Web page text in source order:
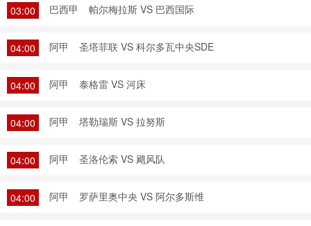
03:00 巴西甲 帕尔梅拉斯 VS 巴西国际
04:00 阿甲 圣塔菲联 VS 科尔多瓦中央SDE
04:00 阿甲 泰格雷 VS 河床
04:00 阿甲 塔勒瑞斯 VS 拉努斯
04:00 阿甲 圣洛伦索 VS 飓风队
04:00 阿甲 罗萨里奥中央 VS 阿尔多斯维